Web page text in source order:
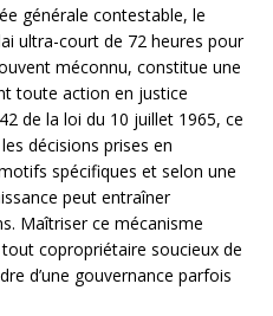
générale contestable, le
ultra-court de 72 heures pour
méconnu, constitue une
toute action en justice
de la loi du 10 juillet 1965, ce
décisions prises en
spécifiques et selon une
peut entraîner
Maîtriser ce mécanisme
copropriétaire soucieux de
d’une gouvernance parfois